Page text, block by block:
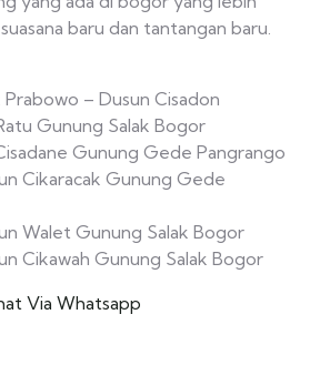
baru dan tantangan baru.
– Dusun Cisadon
Gunung Salak Bogor
Gunung Gede Pangrango
Cikaracak Gunung Gede
Walet Gunung Salak Bogor
Cikawah Gunung Salak Bogor
Via Whatsapp